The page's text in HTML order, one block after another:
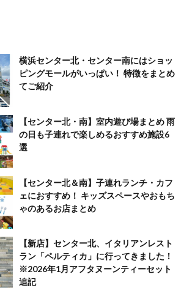
横浜センター北・センター南にはショッ
ピングモールがいっぱい！ 特徴をまとめ
てご紹介
【センター北・南】室内遊び場まとめ 雨
の日も子連れで楽しめるおすすめ施設6
選
【センター北＆南】子連れランチ・カフ
ェにおすすめ！ キッズスペースやおもち
ゃのあるお店まとめ
【新店】センター北、イタリアンレスト
ラン「ペルティカ」に行ってきました！
※2026年1月アフタヌーンティーセット
追記